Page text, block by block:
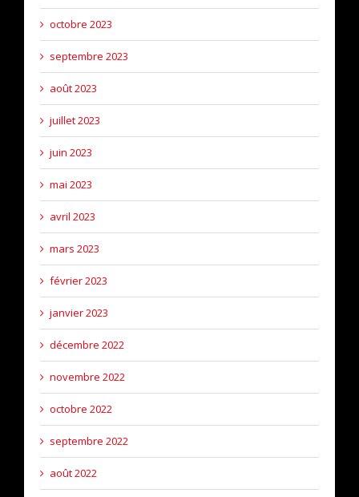
octobre 2023
septembre 2023
août 2023
juillet 2023
juin 2023
mai 2023
avril 2023
mars 2023
février 2023
janvier 2023
décembre 2022
novembre 2022
octobre 2022
septembre 2022
août 2022